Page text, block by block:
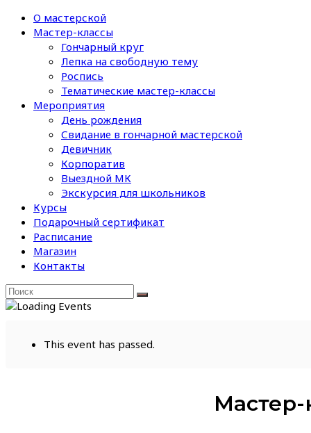
О мастерской
Мастер-классы
Гончарный круг
Лепка на свободную тему
Роспись
Тематические мастер-классы
Мероприятия
День рождения
Свидание в гончарной мастерской
Девичник
Корпоратив
Выездной МК
Экскурсия для школьников
Курсы
Подарочный сертификат
Расписание
Магазин
Контакты
This event has passed.
Мастер-